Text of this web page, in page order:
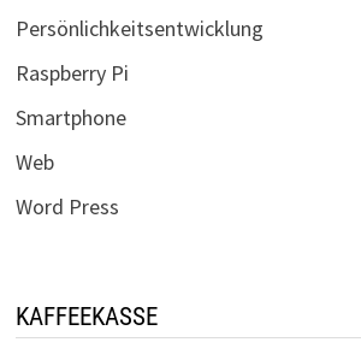
Persönlichkeitsentwicklung
Raspberry Pi
Smartphone
Web
Word Press
KAFFEEKASSE